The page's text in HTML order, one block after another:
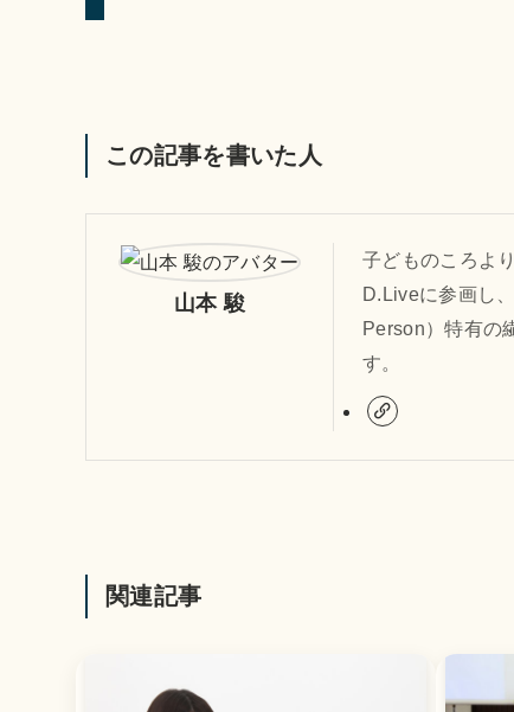
この記事を書いた人
山本 駿
子どものころよ
D.Liveに参画し
Person）特有の
す。
関連記事